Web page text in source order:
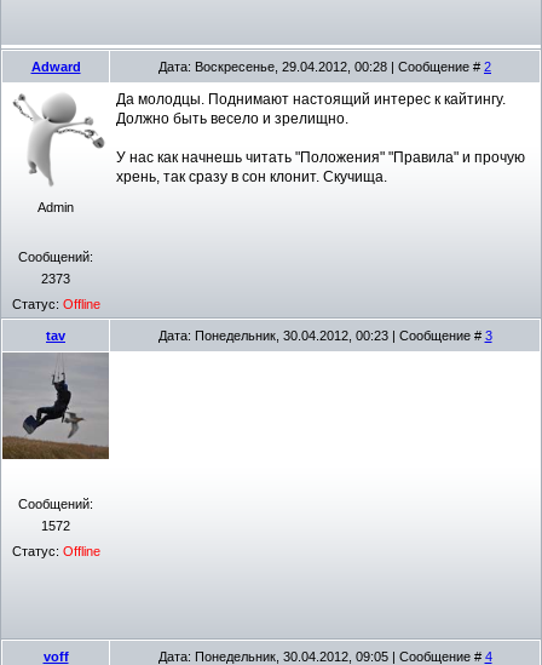
Adward Дата: Воскресенье, 29.04.2012, 00:28 | Сообщение # 2
Admin
Сообщений:
2373
Статус: Offline
Да молодцы. Поднимают настоящий интерес к кайтингу.
Должно быть весело и зрелищно.
У нас как начнешь читать "Положения" "Правила" и прочую
хрень, так сразу в сон клонит. Скучища.
tav Дата: Понедельник, 30.04.2012, 00:23 | Сообщение # 3
Сообщений:
1572
Статус: Offline
voff Дата: Понедельник, 30.04.2012, 09:05 | Сообщение # 4